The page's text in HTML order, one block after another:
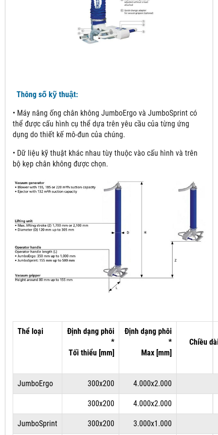
Thông số kỹ thuật:
• Máy nâng ống chân không JumboErgo và JumboSprint có
thể được cấu hình cụ thể dựa trên yêu cầu của từng ứng
dụng do thiết kế mô-đun của chúng.
• Dữ liệu kỹ thuật khác nhau tùy thuộc vào cấu hình và trên
bộ kẹp chân không được chọn.
Thể loại
Định dạng phôi
*
Tối thiểu [mm]
Định dạng phôi
*
Max [mm]
Chiều
JumboErgo 300x200 4.000x2.000
300x200 4.000x2.000
JumboSprint 300x200 3.000x1.000